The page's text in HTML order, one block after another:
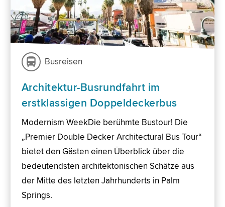
Busreisen
Architektur-Busrundfahrt im
erstklassigen Doppeldeckerbus
Modernism WeekDie berühmte Bustour! Die
„Premier Double Decker Architectural Bus Tour“
bietet den Gästen einen Überblick über die
bedeutendsten architektonischen Schätze aus
der Mitte des letzten Jahrhunderts in Palm
Springs.